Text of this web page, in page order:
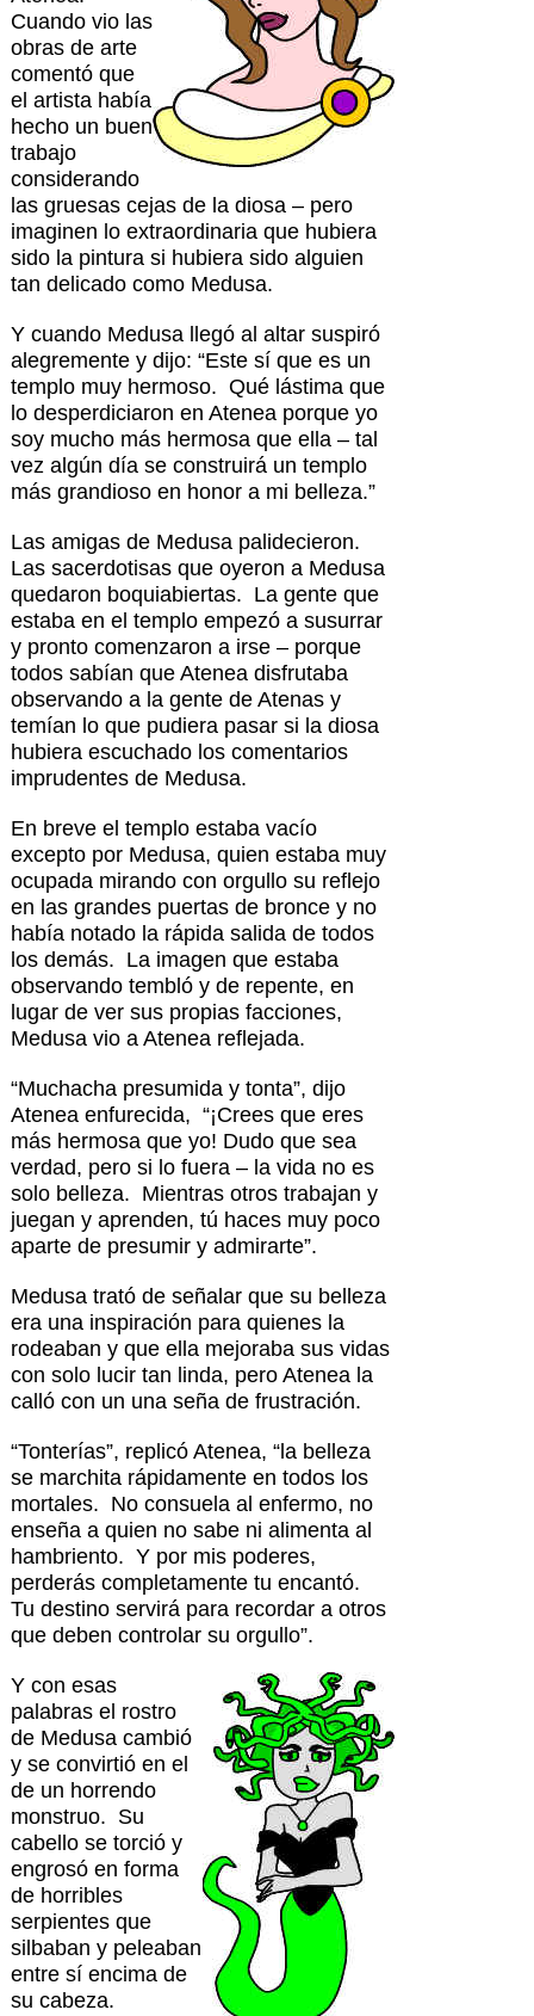
Cuando vio las
obras de arte
comentó que
el artista había
hecho un buen
trabajo
considerando
las gruesas cejas de la diosa – pero
imaginen lo extraordinaria que hubiera
sido la pintura si hubiera sido alguien
tan delicado como Medusa.
Y cuando Medusa llegó al altar suspiró
alegremente y dijo: “Este sí que es un
templo muy hermoso. Qué lástima que
lo desperdiciaron en Atenea porque yo
soy mucho más hermosa que ella – tal
vez algún día se construirá un templo
más grandioso en honor a mi belleza.”
Las amigas de Medusa palidecieron.
Las sacerdotisas que oyeron a Medusa
quedaron boquiabiertas. La gente que
estaba en el templo empezó a susurrar
y pronto comenzaron a irse – porque
todos sabían que Atenea disfrutaba
observando a la gente de Atenas y
temían lo que pudiera pasar si la diosa
hubiera escuchado los comentarios
imprudentes de Medusa.
En breve el templo estaba vacío
excepto por Medusa, quien estaba muy
ocupada mirando con orgullo su reflejo
en las grandes puertas de bronce y no
había notado la rápida salida de todos
los demás. La imagen que estaba
observando tembló y de repente, en
lugar de ver sus propias facciones,
Medusa vio a Atenea reflejada.
“Muchacha presumida y tonta”, dijo
Atenea enfurecida, “¡Crees que eres
más hermosa que yo! Dudo que sea
verdad, pero si lo fuera – la vida no es
solo belleza. Mientras otros trabajan y
juegan y aprenden, tú haces muy poco
aparte de presumir y admirarte”.
Medusa trató de señalar que su belleza
era una inspiración para quienes la
rodeaban y que ella mejoraba sus vidas
con solo lucir tan linda, pero Atenea la
calló con un una seña de frustración.
“Tonterías”, replicó Atenea, “la belleza
se marchita rápidamente en todos los
mortales. No consuela al enfermo, no
enseña a quien no sabe ni alimenta al
hambriento. Y por mis poderes,
perderás completamente tu encantó.
Tu destino servirá para recordar a otros
que deben controlar su orgullo”.
Y con esas
palabras el rostro
de Medusa cambió
y se convirtió en el
de un horrendo
monstruo. Su
cabello se torció y
engrosó en forma
de horribles
serpientes que
silbaban y peleaban
entre sí encima de
su cabeza.